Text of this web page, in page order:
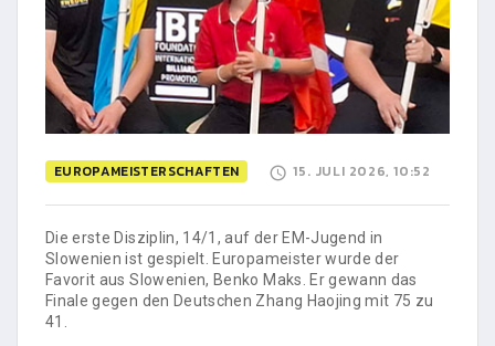
EUROPAMEISTERSCHAFTEN 15. JULI 2026, 10:52
Die erste Disziplin, 14/1, auf der EM-Jugend in
Slowenien ist gespielt. Europameister wurde der
Favorit aus Slowenien, Benko Maks. Er gewann das
Finale gegen den Deutschen Zhang Haojing mit 75 zu
41.